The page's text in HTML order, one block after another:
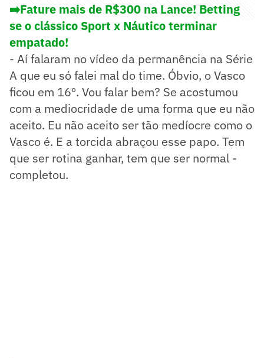
➡️Fature mais de R$300 na Lance! Betting
se o clássico Sport x Náutico terminar
empatado!
- Aí falaram no vídeo da permanência na Série
A que eu só falei mal do time. Óbvio, o Vasco
ficou em 16º. Vou falar bem? Se acostumou
com a mediocridade de uma forma que eu não
aceito. Eu não aceito ser tão medíocre como o
Vasco é. E a torcida abraçou esse papo. Tem
que ser rotina ganhar, tem que ser normal -
completou.